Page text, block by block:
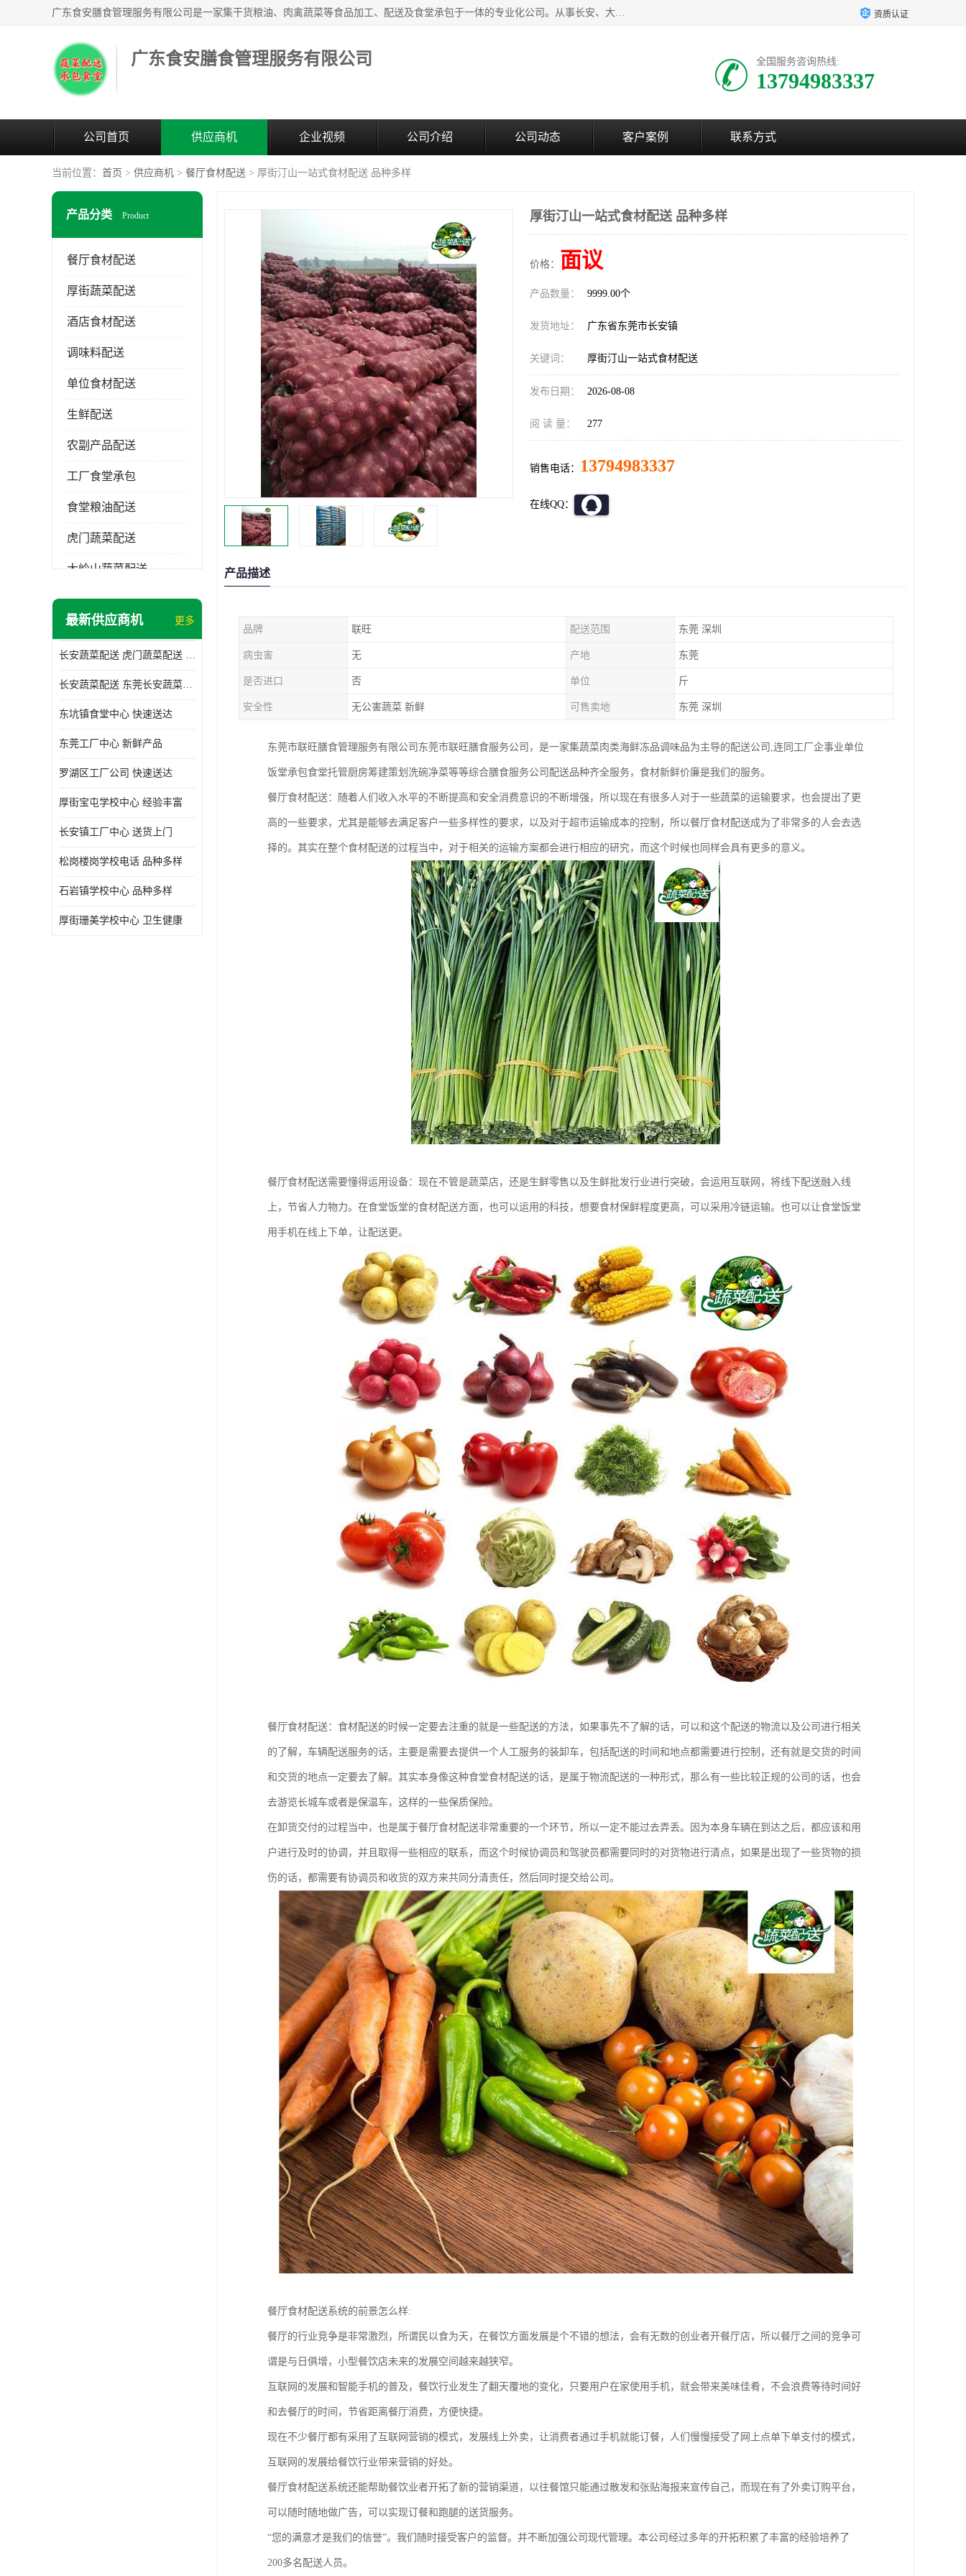
广东食安膳食管理服务有限公司是一家集干货粮油、肉禽蔬菜等食品加工、配送及食堂承包于一体的专业化公司。从事长安、大朗、大岭山、厚街、虎门等地区的蔬菜配送服务。 专业的服务队伍，以及完善的服务机制，经过多年的努力拼搏，赢得了广大客户的信赖和支持。 资质认证
广东食安膳食管理服务有限公司 全国服务咨询热线:
13794983337
公司首页 供应商机 企业视频 公司介绍 公司动态 客户案例 联系方式
当前位置： 首页 > 供应商机 > 餐厅食材配送 > 厚街汀山一站式食材配送 品种多样
产品分类 Product
餐厅食材配送
厚街蔬菜配送
酒店食材配送
调味料配送
单位食材配送
生鲜配送
农副产品配送
工厂食堂承包
食堂粮油配送
虎门蔬菜配送
大岭山蔬菜配送
长安蔬菜配送
最新供应商机 更多
长安蔬菜配送 虎门蔬菜配送 厚街蔬菜配送 大朗蔬菜配送
长安蔬菜配送 东莞长安蔬菜配送哪家好
东坑镇食堂中心 快速送达
东莞工厂中心 新鲜产品
罗湖区工厂公司 快速送达
厚街宝屯学校中心 经验丰富
长安镇工厂中心 送货上门
松岗楼岗学校电话 品种多样
石岩镇学校中心 品种多样
厚街珊美学校中心 卫生健康
厚街汀山一站式食材配送 品种多样
价格： 面议
产品数量： 9999.00个
发货地址： 广东省东莞市长安镇
关键词： 厚街汀山一站式食材配送
发布日期： 2026-08-08
阅 读 量： 277
销售电话： 13794983337
在线QQ：
产品描述
品牌 联旺 配送范围 东莞 深圳
病虫害 无 产地 东莞
是否进口 否 单位 斤
安全性 无公害蔬菜 新鲜 可售卖地 东莞 深圳
东莞市联旺膳食管理服务有限公司东莞市联旺膳食服务公司，是一家集蔬菜肉类海鲜冻品调味品为主导的配送公司,连同工厂企事业单位
饭堂承包食堂托管厨房筹建策划洗碗净菜等等综合膳食服务公司配送品种齐全服务，食材新鲜价廉是我们的服务。
餐厅食材配送：随着人们收入水平的不断提高和安全消费意识的不断增强，所以现在有很多人对于一些蔬菜的运输要求，也会提出了更
高的一些要求，尤其是能够去满足客户一些多样性的要求，以及对于超市运输成本的控制，所以餐厅食材配送成为了非常多的人会去选
择的。其实在整个食材配送的过程当中，对于相关的运输方案都会进行相应的研究，而这个时候也同样会具有更多的意义。
餐厅食材配送需要懂得运用设备：现在不管是蔬菜店，还是生鲜零售以及生鲜批发行业进行突破，会运用互联网，将线下配送融入线
上，节省人力物力。在食堂饭堂的食材配送方面，也可以运用的科技，想要食材保鲜程度更高，可以采用冷链运输。也可以让食堂饭堂
用手机在线上下单，让配送更。
餐厅食材配送：食材配送的时候一定要去注重的就是一些配送的方法，如果事先不了解的话，可以和这个配送的物流以及公司进行相关
的了解，车辆配送服务的话，主要是需要去提供一个人工服务的装卸车，包括配送的时间和地点都需要进行控制，还有就是交货的时间
和交货的地点一定要去了解。其实本身像这种食堂食材配送的话，是属于物流配送的一种形式，那么有一些比较正规的公司的话，也会
去游览长城车或者是保温车，这样的一些保质保险。
在卸货交付的过程当中，也是属于餐厅食材配送非常重要的一个环节，所以一定不能过去弄丢。因为本身车辆在到达之后，都应该和用
户进行及时的协调，并且取得一些相应的联系，而这个时候协调员和驾驶员都需要同时的对货物进行清点，如果是出现了一些货物的损
伤的话，都需要有协调员和收货的双方来共同分清责任，然后同时提交给公司。
餐厅食材配送系统的前景怎么样:
餐厅的行业竞争是非常激烈，所谓民以食为天，在餐饮方面发展是个不错的想法，会有无数的创业者开餐厅店，所以餐厅之间的竞争可
谓是与日俱增，小型餐饮店未来的发展空间越来越狭窄。
互联网的发展和智能手机的普及，餐饮行业发生了翻天覆地的变化，只要用户在家使用手机，就会带来美味佳肴，不会浪费等待时间好
和去餐厅的时间，节省距离餐厅消费，方便快捷。
现在不少餐厅都有采用了互联网营销的模式，发展线上外卖，让消费者通过手机就能订餐，人们慢慢接受了网上点单下单支付的模式，
互联网的发展给餐饮行业带来营销的好处。
餐厅食材配送系统还能帮助餐饮业者开拓了新的营销渠道，以往餐馆只能通过散发和张贴海报来宣传自己，而现在有了外卖订购平台，
可以随时随地做广告，可以实现订餐和跑腿的送货服务。
“您的满意才是我们的信誉”。我们随时接受客户的监督。并不断加强公司现代管理。本公司经过多年的开拓积累了丰富的经验培养了
200多名配送人员。